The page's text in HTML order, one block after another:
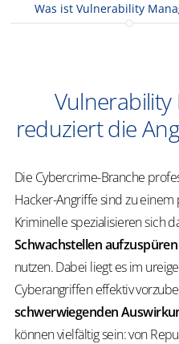
Was ist Vulnerability
reduziert die
Die Cybercrime-Branche
Hacker-Angriffe sind zu
Kriminelle spezialisieren sich
Schwachstellen aufzuspüren
nutzen. Dabei liegt es im
Cyberangriffen effektiv
schwerwiegenden
können vielfältig sein: von